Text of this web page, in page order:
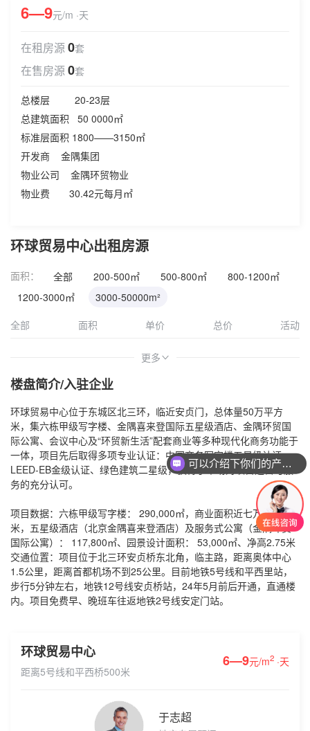
6—9元/m ·天
在租房源 0套
在售房源 0套
总楼层 20-23层
总建筑面积 50 0000㎡
标准层面积 1800——3150㎡
开发商 金隅集团
物业公司 金隅环贸物业
物业费 30.42元每月㎡
环球贸易中心出租房源
面积： 全部 200-500㎡ 500-800㎡
800-1200㎡
1200-3000㎡
3000-50000m²
全部
面积 单价 总价 活动
更多>
楼盘简介/入驻企业
环球贸易中心位于东城区北三环，临近安贞门，总体量50万平方
米，集六栋甲级写字楼、金隅喜来登国际五星级酒店、金隅环贸国
际公寓、会议中心及“环贸新生活”配套商业等多种现代化商务功能于
一体，项目先后取得多项专业认证：中国商务写字楼五星级认证、
LEED-EB金级认证、绿色建筑二星级，获得了市场对项目运营与服
务的充分认可。
项目数据：六栋甲级写字楼： 290,000㎡，商业面积近七万平方
米，五星级酒店（北京金隅喜来登酒店）及服务式公寓（金隅环贸
国际公寓）： 117,800㎡、园景设计面积： 53,000㎡、净高2.75米
交通位置：项目位于北三环安贞桥东北角，临主路，距离奥体中心
1.5公里，距离首都机场不到25公里。目前地铁5号线和平西里站，
步行5分钟左右，地铁12号线安贞桥站，24年5月前后开通，直通楼
内。项目免费早、晚班车往返地铁2号线安定门站。
环球贸易中心
距离5号线和平西桥500米
6—9元/m2 ·天
于志超
可以介绍下你们的产品么